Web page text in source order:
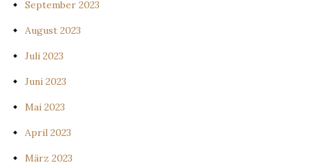
September 2023
August 2023
Juli 2023
Juni 2023
Mai 2023
April 2023
März 2023